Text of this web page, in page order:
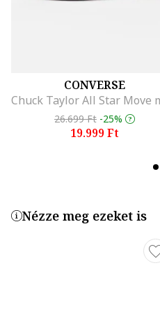
CONVERSE
26.699 Ft -25%
19.999 Ft
Nézze meg ezeket is